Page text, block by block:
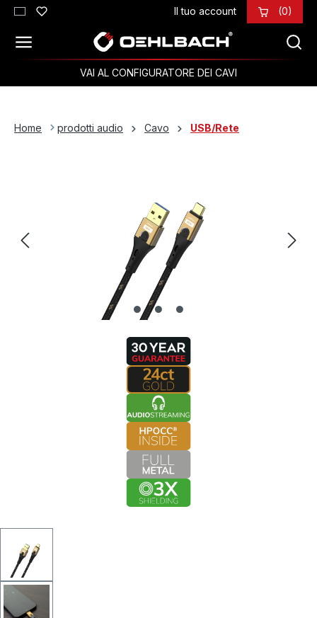
Passa al contenuto principale Il tuo account (0)
VAI AL CONFIGURATORE DEI CAVI
Home prodotti audio Cavo USB/Rete